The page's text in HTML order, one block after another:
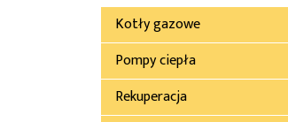
Kotły gazowe
Pompy ciepła
Rekuperacja